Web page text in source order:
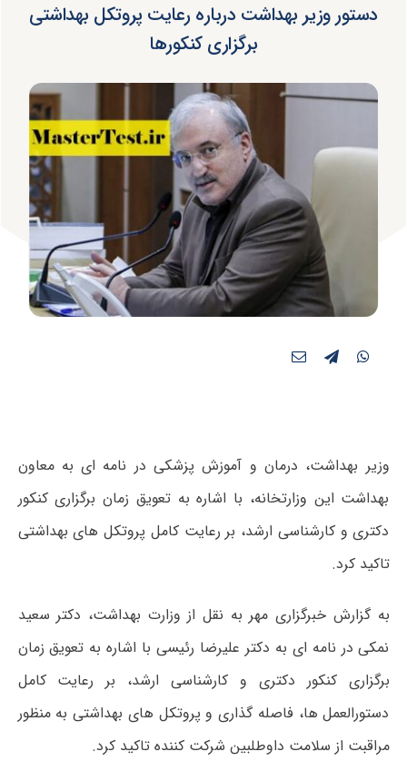
دستور وزیر بهداشت درباره رعایت پروتکل بهداشتی
برگزاری کنکورها
وزیر بهداشت، درمان و آموزش پزشکی در نامه ای به معاون
بهداشت این وزارتخانه، با اشاره به تعویق زمان برگزاری کنکور
دکتری و کارشناسی ارشد، بر رعایت کامل پروتکل های بهداشتی
تاکید کرد.
به گزارش خبرگزاری مهر به نقل از وزارت بهداشت، دکتر سعید
نمکی در نامه ای به دکتر علیرضا رئیسی با اشاره به تعویق زمان
برگزاری کنکور دکتری و کارشناسی ارشد، بر رعایت کامل
دستورالعمل ها، فاصله گذاری و پروتکل های بهداشتی به منظور
مراقبت از سلامت داوطلبین شرکت کننده تاکید کرد.